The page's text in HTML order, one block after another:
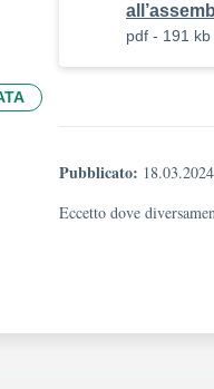
pdf - 191 kb
Pubblicato: 18.03.2024
Eccetto dove